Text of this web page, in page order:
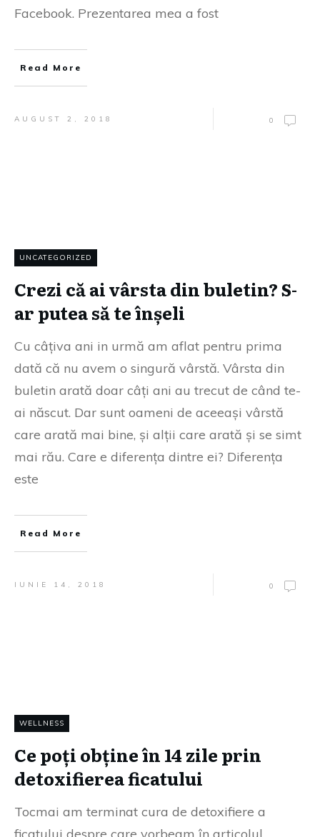
Facebook. Prezentarea mea a fost
Read More
AUGUST 2, 2018 0
UNCATEGORIZED
Crezi că ai vârsta din buletin? S-
ar putea să te înșeli
Cu câțiva ani in urmă am aflat pentru prima
dată că nu avem o singură vârstă. Vârsta din
buletin arată doar câți ani au trecut de când te-
ai născut. Dar sunt oameni de aceeași vârstă
care arată mai bine, și alții care arată și se simt
mai rău. Care e diferența dintre ei? Diferența
este
Read More
IUNIE 14, 2018 0
WELLNESS
Ce poți obține în 14 zile prin
detoxifierea ficatului
Tocmai am terminat cura de detoxifiere a
ficatului despre care vorbeam în articolul